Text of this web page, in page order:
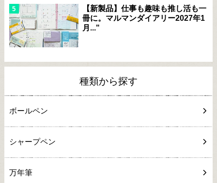
【新製品】仕事も趣味も推し活も一
冊に。マルマンダイアリー2027年1
月..."
種類から探す
ボールペン
シャープペン
万年筆